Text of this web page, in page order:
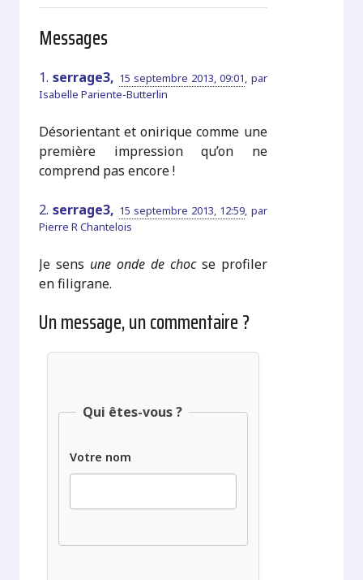
Messages
1. serrage3, 15 septembre 2013, 09:01, par
Isabelle Pariente-Butterlin
Désorientant et onirique comme une
première impression qu’on ne
comprend pas encore !
2. serrage3, 15 septembre 2013, 12:59, par
Pierre R Chantelois
Je sens une onde de chocse profiler
en filigrane.
Un message, un commentaire ?
Qui êtes-vous ?
Votre nom